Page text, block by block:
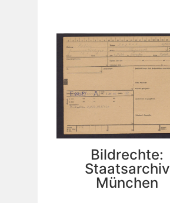
Bildrechte:
Staatsarchiv
München